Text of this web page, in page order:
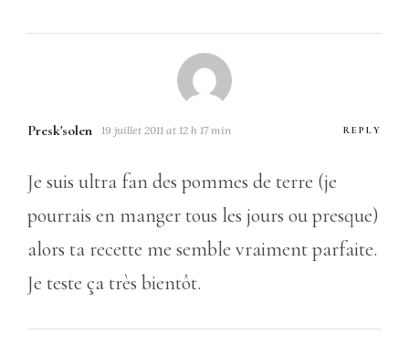
Presk'solen 19 juillet 2011 at 12 h 17 min REPLY
Je suis ultra fan des pommes de terre (je
pourrais en manger tous les jours ou presque)
alors ta recette me semble vraiment parfaite.
Je teste ça très bientôt.